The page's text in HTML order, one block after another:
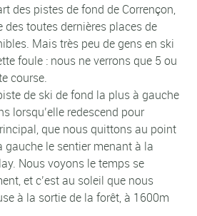
des pistes de fond de Corrençon,
des toutes dernières places de
Mais très peu de gens en ski
foule : nous ne verrons que 5 ou
course.
de ski de fond la plus à gauche
lorsqu’elle redescend pour
que nous quittons au point
gauche le sentier menant à la
Nous voyons le temps se
et c’est au soleil que nous
à la sortie de la forêt, à 1600m